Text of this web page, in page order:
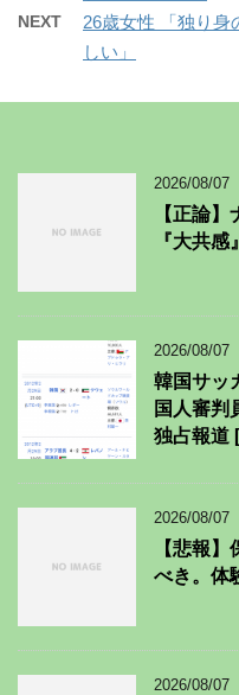
NEXT
26歳女性 「独り身
しい」
2026/08/07
【正論
『大共
2026/08/07
韓国サッ
国人審判
独占報道
2026/08/07
【悲報
べき。体
2026/08/07